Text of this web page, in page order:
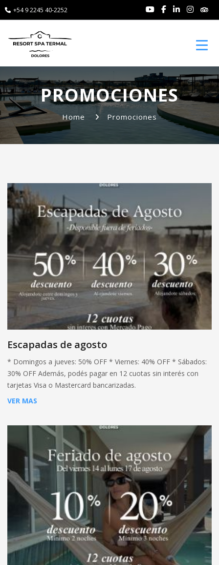
+54 9 2245 40-2252
PROMOCIONES
Home Promociones
Escapadas de agosto
* Domingos a jueves: 50% OFF * Viernes: 40% OFF * Sábados:
30% OFF Además, podés pagar en 12 cuotas sin interés con
tarjetas Visa o Mastercard bancarizadas.
VER MAS